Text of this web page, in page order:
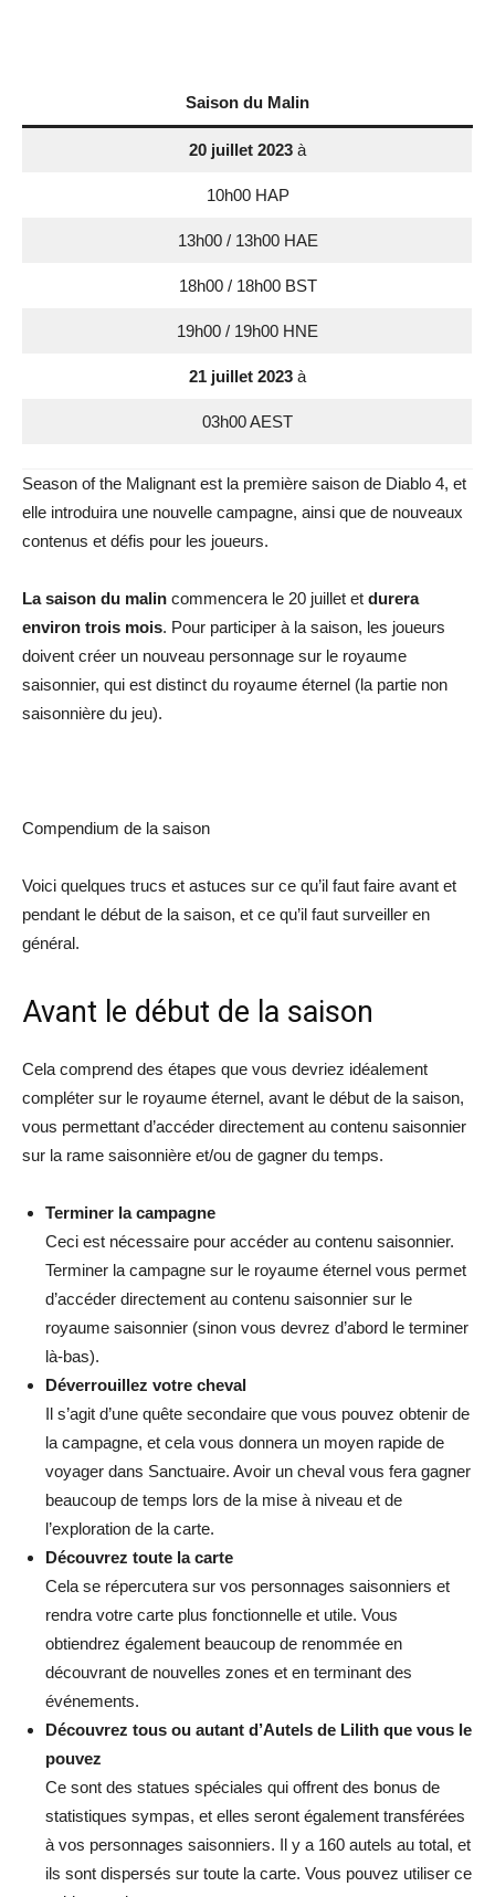
Saison du Malin
20 juillet 2023 à
10h00 HAP
13h00 / 13h00 HAE
18h00 / 18h00 BST
19h00 / 19h00 HNE
21 juillet 2023 à
03h00 AEST
Season of the Malignant est la première saison de Diablo 4, et
elle introduira une nouvelle campagne, ainsi que de nouveaux
contenus et défis pour les joueurs.
La saison du malin commencera le 20 juillet et durera
environ trois mois. Pour participer à la saison, les joueurs
doivent créer un nouveau personnage sur le royaume
saisonnier, qui est distinct du royaume éternel (la partie non
saisonnière du jeu).
Compendium de la saison
Voici quelques trucs et astuces sur ce qu’il faut faire avant et
pendant le début de la saison, et ce qu’il faut surveiller en
général.
Avant le début de la saison
Cela comprend des étapes que vous devriez idéalement
compléter sur le royaume éternel, avant le début de la saison,
vous permettant d’accéder directement au contenu saisonnier
sur la rame saisonnière et/ou de gagner du temps.
Terminer la campagne
Ceci est nécessaire pour accéder au contenu saisonnier.
Terminer la campagne sur le royaume éternel vous permet
d’accéder directement au contenu saisonnier sur le
royaume saisonnier (sinon vous devrez d’abord le terminer
là-bas).
Déverrouillez votre cheval
Il s’agit d’une quête secondaire que vous pouvez obtenir de
la campagne, et cela vous donnera un moyen rapide de
voyager dans Sanctuaire. Avoir un cheval vous fera gagner
beaucoup de temps lors de la mise à niveau et de
l’exploration de la carte.
Découvrez toute la carte
Cela se répercutera sur vos personnages saisonniers et
rendra votre carte plus fonctionnelle et utile. Vous
obtiendrez également beaucoup de renommée en
découvrant de nouvelles zones et en terminant des
événements.
Découvrez tous ou autant d’Autels de Lilith que vous le
pouvez
Ce sont des statues spéciales qui offrent des bonus de
statistiques sympas, et elles seront également transférées
à vos personnages saisonniers. Il y a 160 autels au total, et
ils sont dispersés sur toute la carte. Vous pouvez utiliser ce